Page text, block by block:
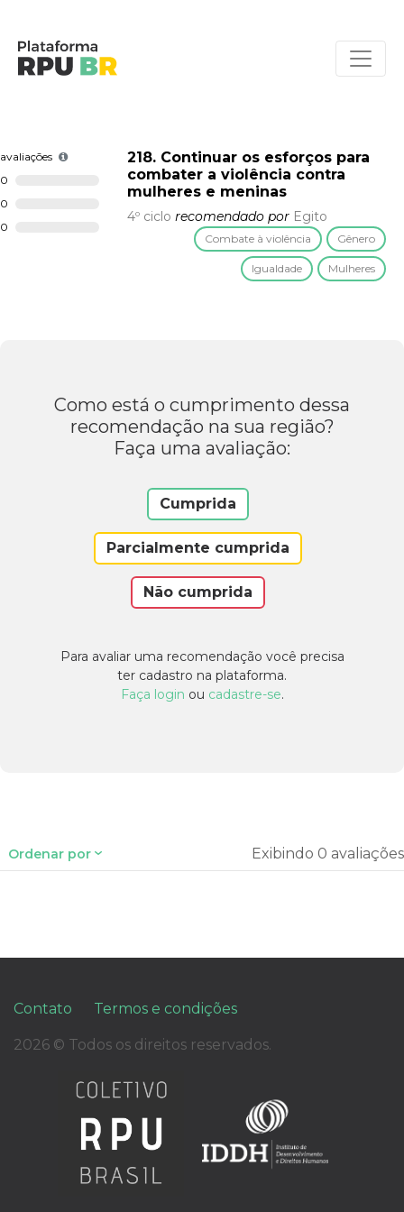
avaliações
0
0
0
218. Continuar os esforços para
combater a violência contra
mulheres e meninas
4º ciclo recomendado por Egito
Combate à violência Gênero
Igualdade Mulheres
Como está o cumprimento dessa
recomendação na sua região?
Faça uma avaliação:
Cumprida
Parcialmente cumprida
Não cumprida
Para avaliar uma recomendação você precisa
ter cadastro na plataforma.
Faça login ou cadastre-se.
Ordenar por Exibindo 0 avaliações
Contato Termos e condições
2026 © Todos os direitos reservados.